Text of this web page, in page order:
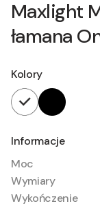
Maxlight
łamana
Kolory
Informacje
Moc
Wymiary
Wykończenie